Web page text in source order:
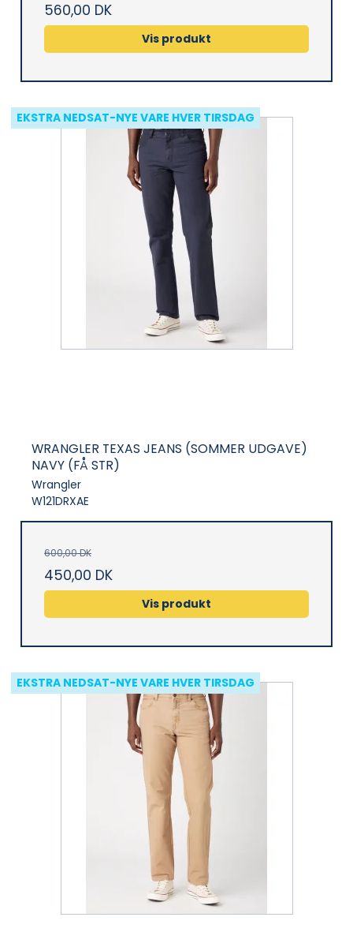
560,00 DK
Vis produkt
EKSTRA NEDSAT-NYE VARE HVER TIRSDAG
WRANGLER TEXAS JEANS (SOMMER UDGAVE)
NAVY (FÅ STR)
Wrangler
W121DRXAE
600,00 DK
450,00 DK
Vis produkt
EKSTRA NEDSAT-NYE VARE HVER TIRSDAG